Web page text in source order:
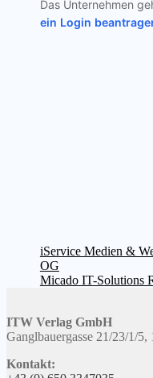
Das Unternehmen
ein Login
Vorheriger
Beitrag:
iService Medien &
OG
Nächster
Micado IT-Solutions
ITW Verlag GmbH
Ganglbauergasse 21/23/1/5,
Kontakt: